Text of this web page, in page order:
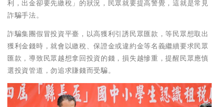
利，出金卻要先繳稅」的狀況，民眾就要提高警覺，這就是常見
詐騙手法。
詐騙集團假冒投資平臺，以高獲利引誘民眾匯款，等民眾想取出
獲利金錢時，就會以繳稅、保證金或違約金等名義繼續要求民眾
匯款，導致民眾越想拿回投資的錢，損失越慘重，提醒民眾應慎
選投資管道，勿追求賺錢而受騙。